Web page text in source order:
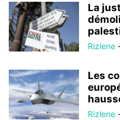
La
Rizlene
Les
Rizlene